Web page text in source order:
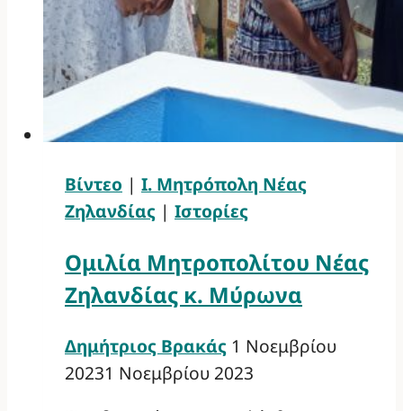
Βίντεο | Ι. Μητρόπολη Νέας
Ζηλανδίας | Ιστορίες
Ομιλία Μητροπολίτου Νέας
Ζηλανδίας κ. Μύρωνα
Δημήτριος Βρακάς 1 Νοεμβρίου
20231 Νοεμβρίου 2023